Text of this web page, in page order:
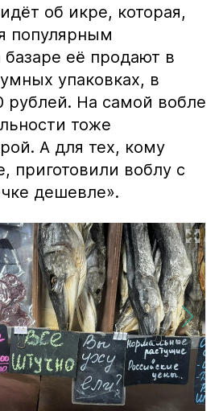
об икре, которая,
популярным
её продают в
упаковках, в
рублей. На самой вобле
тоже
А для тех, кому
приготовили воблу с
дешевле».